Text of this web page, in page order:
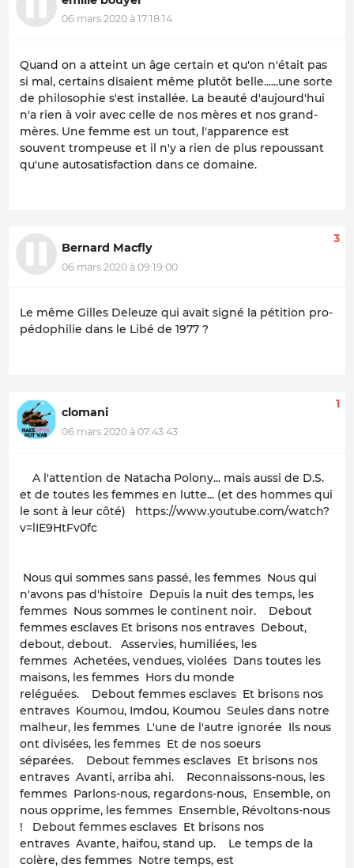
06 mars 2020 à 17:18:14
Quand on a atteint un âge certain et qu'on n'était pas
si mal, certains disaient même plutôt belle......une sorte
de philosophie s'est installée. La beauté d'aujourd'hui
n'a rien à voir avec celle de nos mères et nos grand-
mères. Une femme est un tout, l'apparence est
souvent trompeuse et il n'y a rien de plus repoussant
qu'une autosatisfaction dans ce domaine.
Bernard Macfly
06 mars 2020 à 09:19:00
3
Le même Gilles Deleuze qui avait signé la pétition pro-
pédophilie dans le Libé de 1977 ?
clomani
06 mars 2020 à 07:43:43
1
A l'attention de Natacha Polony... mais aussi de D.S.
et de toutes les femmes en lutte... (et des hommes qui
le sont à leur côté) https://www.youtube.com/watch?
v=lIE9HtFv0fc
Nous qui sommes sans passé, les femmes Nous qui
n'avons pas d'histoire Depuis la nuit des temps, les
femmes Nous sommes le continent noir.
Debout
femmes esclaves Et brisons nos entraves Debout,
debout, debout.
Asservies, humiliées, les
femmes Achetées, vendues, violées Dans toutes les
maisons, les femmes Hors du monde
reléguées.
Debout femmes esclaves Et brisons nos
entraves Koumou, Imdou, Koumou Seules dans notre
malheur, les femmes L'une de l'autre ignorée Ils nous
ont divisées, les femmes Et de nos soeurs
séparées.
Debout femmes esclaves Et brisons nos
entraves Avanti, arriba ahi.
Reconnaissons-nous, les
femmes Parlons-nous, regardons-nous, Ensemble, on
nous opprime, les femmes Ensemble, Révoltons-nous
!
Debout femmes esclaves Et brisons nos
entraves Avante, haïfou, stand up.
Le temps de la
colère, des femmes Notre temps, est